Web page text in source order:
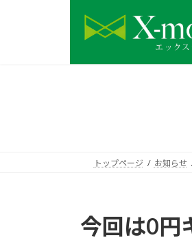
トップページ お知らせ
今回は0円